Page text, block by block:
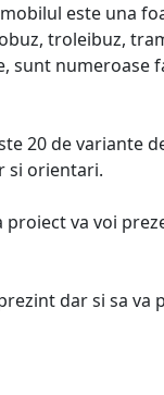
este una
troleibuz,
sunt numeroase
20 de variante
si orientari.
proiect va voi
dar si sa va